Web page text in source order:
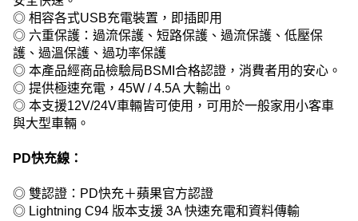
◎ 相容各式USB充電裝置，即插即用
◎ 六重保護：過流保護、短路保護、過流保護、低壓保
護、過溫保護、過功率保護
◎ 本產品經商品檢驗局BSMI合格認證，消費者用的安心。
◎ 提供極速充電，45W / 4.5A 大輸出。
◎ 本支援12V/24V車輛皆可使用，可用於一般家用小客車
與大型車輛。
PD快充線：
◎ 雙認證：PD快充＋蘋果官方認證
◎ Lightning C94 版本支援 3A 快速充電和資料傳輸